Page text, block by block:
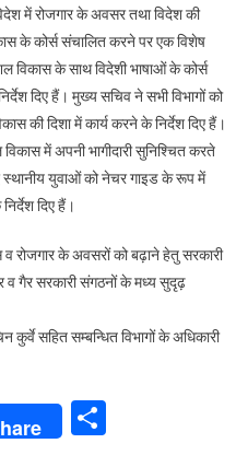
काॅन्फ्रेस
में रोजगार के अवसर तथा विदेश की
के कोर्स संचालित करने पर एक विशेष
विकास के साथ विदेशी भाषाओं के कोर्स
दिए हैं। मुख्य सचिव ने सभी विभागों को
की दिशा में कार्य करने के निर्देश दिए हैं।
में अपनी भागीदारी सुनिश्चित करते
स्थानीय युवाओं को नेचर गाइड के रूप में
दिए हैं।
रोजगार के अवसरों को बढ़ाने हेतु सरकारी
व गैर सरकारी संगठनों के मध्य सुदृढ़
कुर्वे सहित सम्बन्धित विभागों के अधिकारी